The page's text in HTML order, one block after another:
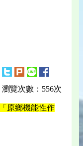
瀏覽次數：556次
原鄉機能性作